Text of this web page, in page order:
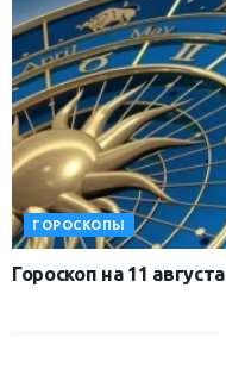
ГОРОСКОПЫ
Гороскоп на 11 августа